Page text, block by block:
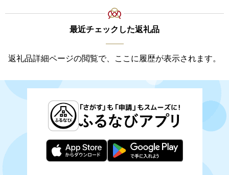
最近チェックした返礼品
返礼品詳細ページの閲覧で、ここに履歴が表示されます。